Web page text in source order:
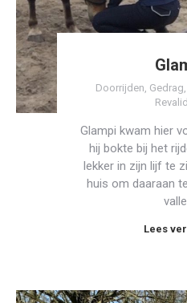
Doorrijden, Gedrag,
Glampi kwam hier
hij bokte bij het
lekker in zijn lijf te
huis om daaraan
Lees